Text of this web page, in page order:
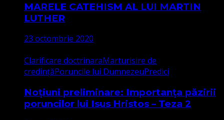
MARELE CATEHISM AL LUI MARTIN
LUTHER
23 octombrie 2020
Clarificare doctrinaraMarturisire de
credințăPoruncile lui DumnezeuPredici
Noțiuni preliminare: Importanța păzirii
poruncilor lui Isus Hristos – Teza 2